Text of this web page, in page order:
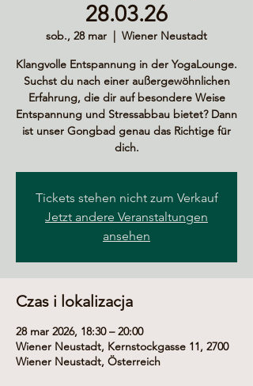
28.03.26
sob., 28 mar
Wiener Neustadt
Klangvolle Entspannung in der YogaLounge.
Suchst du nach einer außergewöhnlichen
Erfahrung, die dir auf besondere Weise
Entspannung und Stressabbau bietet? Dann
ist unser Gongbad genau das Richtige für
dich.
Tickets stehen nicht zum Verkauf
Jetzt andere Veranstaltungen
ansehen
Czas i lokalizacja
28 mar 2026, 18:30 – 20:00
Wiener Neustadt, Kernstockgasse 11, 2700
Wiener Neustadt, Österreich